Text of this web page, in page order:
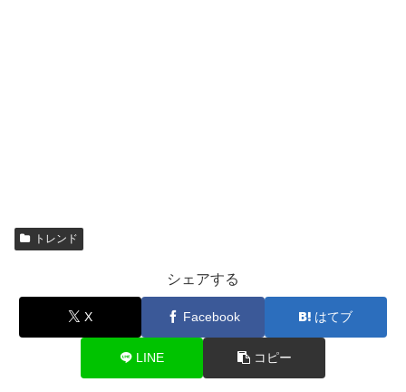
トレンド
シェアする
X Facebook はてブ
LINE コピー